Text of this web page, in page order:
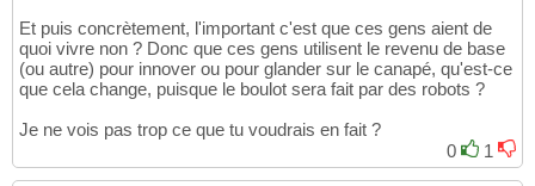
Et puis concrètement, l'important c'est que ces gens aient de
quoi vivre non ? Donc que ces gens utilisent le revenu de base
(ou autre) pour innover ou pour glander sur le canapé, qu'est-ce
que cela change, puisque le boulot sera fait par des robots ?
Je ne vois pas trop ce que tu voudrais en fait ?
0
1